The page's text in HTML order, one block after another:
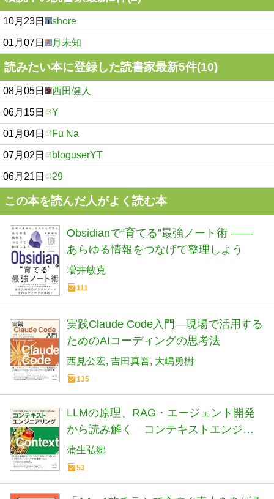
10月23日 shore
01月07日 月未知
読みたい本に登録した読書家最新5件(10)
08月05日 西田健人
06月15日 Y
01月04日 Fu Na
07月02日 bloguserYT
06月21日 29
この本を読んだ人がよく読む本
Obsidianで“育てる”最強ノート術 ——
あらゆる情報をつなげて整理しよう
増井敏克
111
実践Claude Code入門―現場で活用する
ためのAIコーディングの思考法
西見公宏 吉田真吾 大嶋勇樹
135
LLMの原理、RAG・エージェント開発
から読み解く コンテキストエンジニ
アリング (エンジニア選書)
蒲生弘郷
53